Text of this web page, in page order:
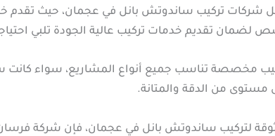
شركات تركيب ساندوتش بانل في عجمان، حيث تقدم
لضمان تقديم خدمات تركيب عالية الجودة تلبي
مخصصة تناسب جميع أنواع المشاريع، سواء كانت
مستوى من الدقة والمتانة.
لتركيب ساندوتش بانل في عجمان، فإن شركة